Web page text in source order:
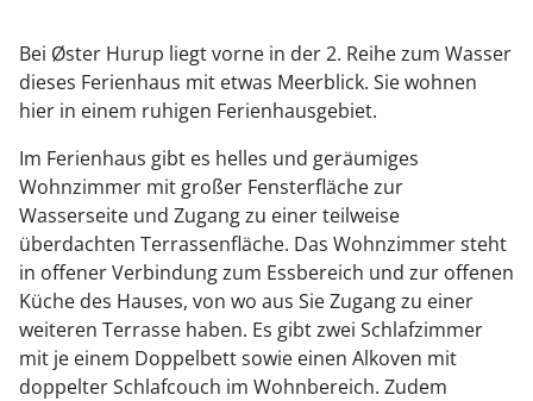
Bei Øster Hurup liegt vorne in der 2. Reihe zum Wasser
dieses Ferienhaus mit etwas Meerblick. Sie wohnen
hier in einem ruhigen Ferienhausgebiet.
Im Ferienhaus gibt es helles und geräumiges
Wohnzimmer mit großer Fensterfläche zur
Wasserseite und Zugang zu einer teilweise
überdachten Terrassenfläche. Das Wohnzimmer steht
in offener Verbindung zum Essbereich und zur offenen
Küche des Hauses, von wo aus Sie Zugang zu einer
weiteren Terrasse haben. Es gibt zwei Schlafzimmer
mit je einem Doppelbett sowie einen Alkoven mit
doppelter Schlafcouch im Wohnbereich. Zudem